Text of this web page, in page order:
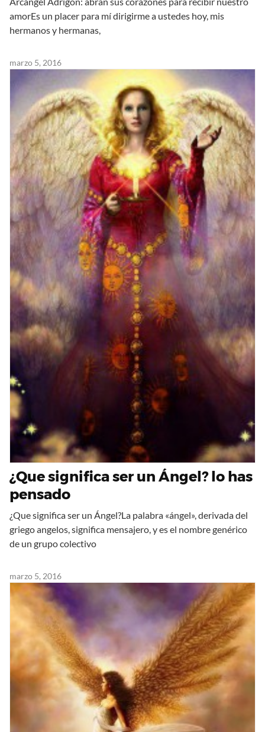
amorEs un placer para mí dirigirme a ustedes hoy, mis
hermanos y hermanas,
marzo 5, 2016
¿Que significa ser un Ángel? lo has
pensado
¿Que significa ser un Ángel?La palabra «ángel», derivada del
griego angelos, significa mensajero, y es el nombre genérico
de un grupo colectivo
marzo 5, 2016